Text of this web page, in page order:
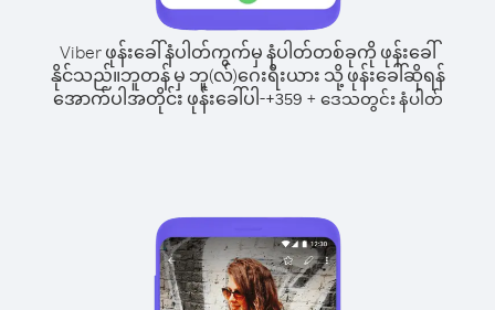
Viber ဖုန်းခေါ်နံပါတ်ကွက်မှ နံပါတ်တစ်ခုကို ဖုန်းခေါ်
နိုင်သည်။ဘူတန် မှ ဘူ(လ်)ဂေးရီးယား သို့ ဖုန်းခေါ်ဆိုရန်
အောက်ပါအတိုင်း ဖုန်းခေါ်ပါ-+359 + ဒေသတွင်း နံပါတ်